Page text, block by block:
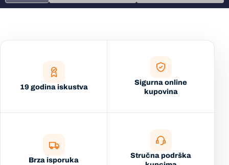
19 godina iskustva
Sigurna online
kupovina
Brza isporuka
Stručna podrška